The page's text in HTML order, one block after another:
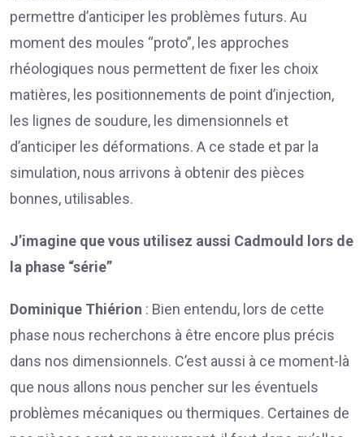
permettre d’anticiper les problèmes futurs. Au
moment des moules “proto”, les approches
rhéologiques nous permettent de fixer les choix
matières, les positionnements de point d’injection,
les lignes de soudure, les dimensionnels et
d’anticiper les déformations. A ce stade et par la
simulation, nous arrivons à obtenir des pièces
bonnes, utilisables.
J’imagine que vous utilisez aussi Cadmould lors de
la phase “série”
Dominique Thiérion : Bien entendu, lors de cette
phase nous recherchons à être encore plus précis
dans nos dimensionnels. C’est aussi à ce moment-là
que nous allons nous pencher sur les éventuels
problèmes mécaniques ou thermiques. Certaines de